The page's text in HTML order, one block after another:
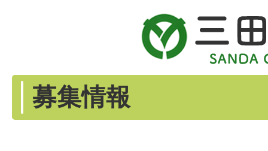
募集情報